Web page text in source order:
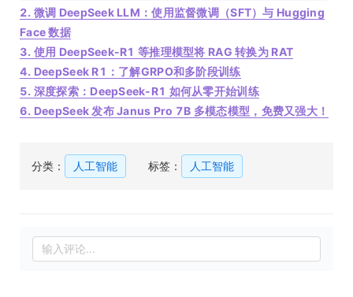
2. 微调 DeepSeek LLM：使用监督微调（SFT）与 Hugging
Face 数据
3. 使用 DeepSeek-R1 等推理模型将 RAG 转换为 RAT
4. DeepSeek R1：了解GRPO和多阶段训练
5. 深度探索：DeepSeek-R1 如何从零开始训练
6. DeepSeek 发布 Janus Pro 7B 多模态模型，免费又强大！
分类： 人工智能 标签： 人工智能